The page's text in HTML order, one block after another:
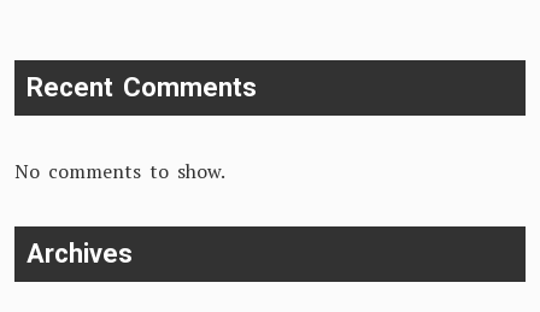
Recent Comments
No comments to show.
Archives